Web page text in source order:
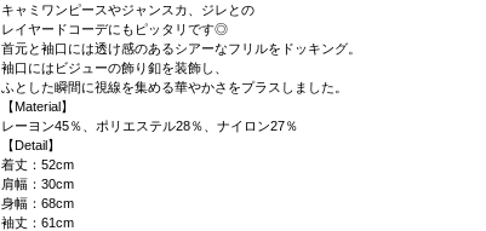
キャミワンピースやジャンスカ、ジレとの
レイヤードコーデにもピッタリです◎
首元と袖口には透け感のあるシアーなフリルをドッキング。
袖口にはビジューの飾り釦を装飾し、
ふとした瞬間に視線を集める華やかさをプラスしました。
【Material】
レーヨン45％、ポリエステル28％、ナイロン27％
【Detail】
着丈：52cm
肩幅：30cm
身幅：68cm
袖丈：61cm